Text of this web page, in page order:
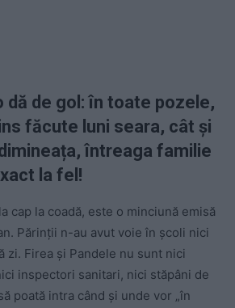
dă de gol: în toate pozele,
făcute luni seara, cât și
întreaga familie
la fel!
cap la coadă, este o minciună emisă
Părinții n-au avut voie în școli nici
zi. Firea și Pandele nu sunt nici
inspectori sanitari, nici stăpâni de
poată intra când și unde vor „în